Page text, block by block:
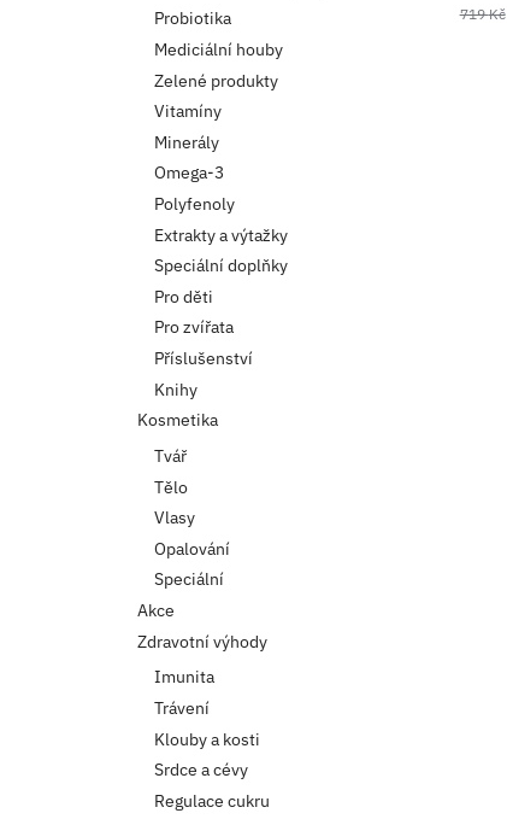
719Kč
Probiotika
Mediciální houby
Zelené produkty
Vitamíny
Minerály
Omega-3
Polyfenoly
Extrakty a výtažky
Speciální doplňky
Pro děti
Pro zvířata
Příslušenství
Knihy
Kosmetika
Tvář
Tělo
Vlasy
Opalování
Speciální
Akce
Zdravotní výhody
Imunita
Trávení
Klouby a kosti
Srdce a cévy
Regulace cukru